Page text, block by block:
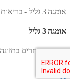
אומגה 3 גליל - בריאות בוחרים בתזונה
אומגה 3 גליל
בריאות בוחרים בתזונה
X